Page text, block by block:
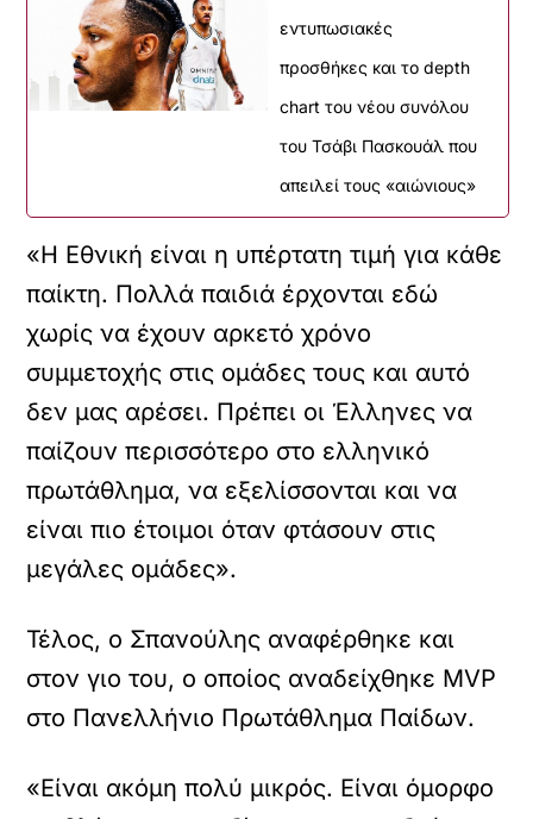
εντυπωσιακές
προσθήκες και το depth
chart του νέου συνόλου
του Τσάβι Πασκουάλ που
απειλεί τους «αιώνιους»
«Η Εθνική είναι η υπέρτατη τιμή για κάθε
παίκτη. Πολλά παιδιά έρχονται εδώ
χωρίς να έχουν αρκετό χρόνο
συμμετοχής στις ομάδες τους και αυτό
δεν μας αρέσει. Πρέπει οι Έλληνες να
παίζουν περισσότερο στο ελληνικό
πρωτάθλημα, να εξελίσσονται και να
είναι πιο έτοιμοι όταν φτάσουν στις
μεγάλες ομάδες».
Τέλος, ο Σπανούλης αναφέρθηκε και
στον γιο του, ο οποίος αναδείχθηκε MVP
στο Πανελλήνιο Πρωτάθλημα Παίδων.
«Είναι ακόμη πολύ μικρός. Είναι όμορφο